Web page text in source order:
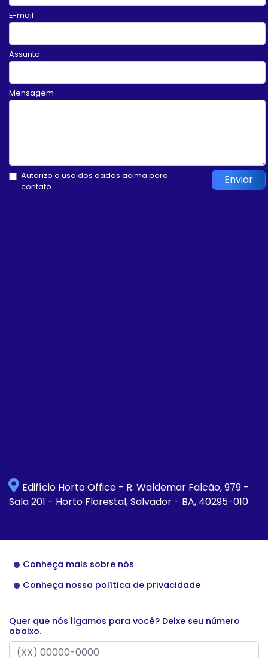
E-mail
Assunto
Mensagem
Autorizo o uso dos dados acima para
contato.
Enviar
Edifício Horto Office - R. Waldemar Falcão, 979 -
Sala 201 - Horto Florestal, Salvador - BA, 40295-010
Conheça mais sobre nós
Conheça nossa política de privacidade
Quer que nós ligamos para você? Deixe seu número
abaixo.